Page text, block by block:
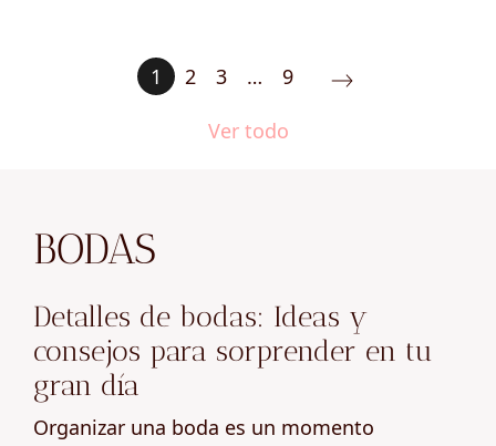
1 2 3 … 9
Ver todo
BODAS
Detalles de bodas: Ideas y
consejos para sorprender en tu
gran día
Organizar una boda es un momento